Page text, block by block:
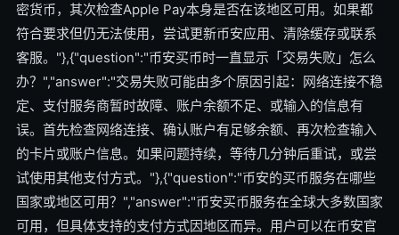
密货币，其次检查Apple Pay本身是否在该地区可用。如果都
符合要求但仍无法使用，尝试更新币安应用、清除缓存或联系
客服。"},{"question":"币安买币时一直显示「交易失败」怎么
办？","answer":"交易失败可能由多个原因引起：网络连接不稳
定、支付服务商暂时故障、账户余额不足、或输入的信息有
误。首先检查网络连接、确认账户有足够余额、再次检查输入
的卡片或账户信息。如果问题持续，等待几分钟后重试，或尝
试使用其他支付方式。"},{"question":"币安的买币服务在哪些
国家或地区可用？","answer":"币安买币服务在全球大多数国家
可用，但具体支持的支付方式因地区而异。用户可以在币安官